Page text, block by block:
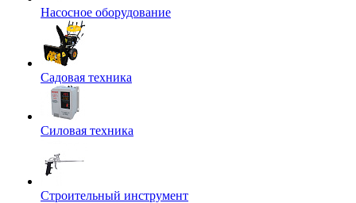
Насосное оборудование
Садовая техника
Силовая техника
Строительный инструмент